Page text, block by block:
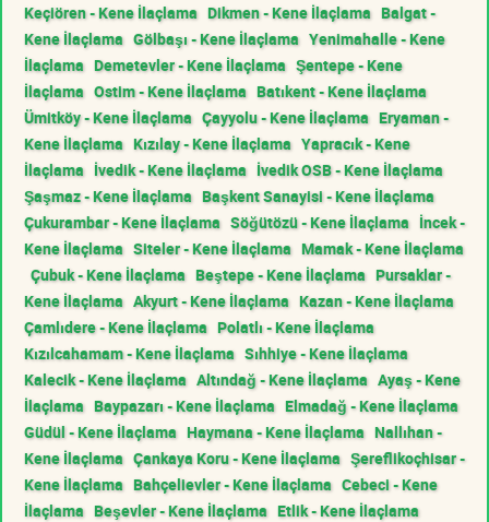
Keçiören - Kene İlaçlama Dikmen - Kene İlaçlama Balgat -
Kene İlaçlama Gölbaşı - Kene İlaçlama Yenimahalle - Kene
İlaçlama Demetevler - Kene İlaçlama Şentepe - Kene
İlaçlama Ostim - Kene İlaçlama Batıkent - Kene İlaçlama
Ümitköy - Kene İlaçlama Çayyolu - Kene İlaçlama Eryaman -
Kene İlaçlama Kızılay - Kene İlaçlama Yapracık - Kene
İlaçlama İvedik - Kene İlaçlama İvedik OSB - Kene İlaçlama
Şaşmaz - Kene İlaçlama Başkent Sanayisi - Kene İlaçlama
Çukurambar - Kene İlaçlama Söğütözü - Kene İlaçlama İncek -
Kene İlaçlama Siteler - Kene İlaçlama Mamak - Kene İlaçlama
Çubuk - Kene İlaçlama Beştepe - Kene İlaçlama Pursaklar -
Kene İlaçlama Akyurt - Kene İlaçlama Kazan - Kene İlaçlama
Çamlıdere - Kene İlaçlama Polatlı - Kene İlaçlama
Kızılcahamam - Kene İlaçlama Sıhhiye - Kene İlaçlama
Kalecik - Kene İlaçlama Altındağ - Kene İlaçlama Ayaş - Kene
İlaçlama Baypazarı - Kene İlaçlama Elmadağ - Kene İlaçlama
Güdül - Kene İlaçlama Haymana - Kene İlaçlama Nallıhan -
Kene İlaçlama Çankaya Koru - Kene İlaçlama Şereflikoçhisar -
Kene İlaçlama Bahçelievler - Kene İlaçlama Cebeci - Kene
İlaçlama Beşevler - Kene İlaçlama Etlik - Kene İlaçlama